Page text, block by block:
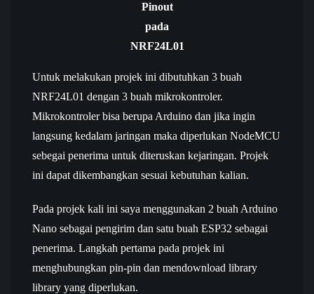
Pinout
pada
NRF24L01
Untuk melakukan projek ini dibutuhkan 3 buah
NRF24L01 dengan 3 buah mikrokontroler.
Mikrokontroler bisa berupa Arduino dan jika ingin
langsung kedalam jaringan maka diperlukan NodeMCU
sebegai penerima untuk diteruskan kejaringan. Projek
ini dapat dikembangkan sesuai kebutuhan kalian.
Pada projek kali ini saya menggunakan 2 buah Arduino
Nano sebagai pengirim dan satu buah ESP32 sebagai
penerima. Langkah pertama pada projek ini
menghubungkan pin-pin dan mendownload library
library yang diperlukan.